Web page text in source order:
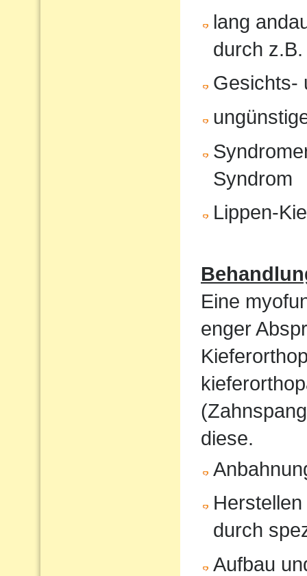
lang
durch
Gesichts-
Syndrom
Lippen-
Eine
enger
diese.
durch
Aufbau